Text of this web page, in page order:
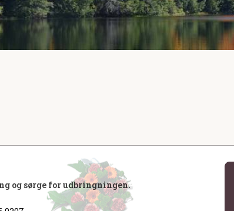
og sørge for udbringningen.